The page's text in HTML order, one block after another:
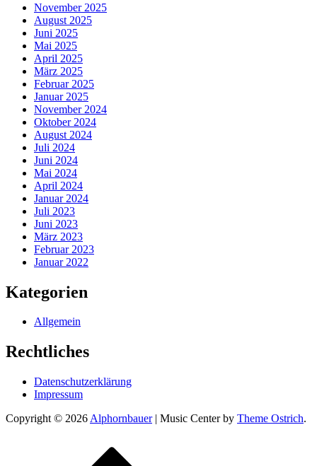
November 2025
August 2025
Juni 2025
Mai 2025
April 2025
März 2025
Februar 2025
Januar 2025
November 2024
Oktober 2024
August 2024
Juli 2024
Juni 2024
Mai 2024
April 2024
Januar 2024
Juli 2023
Juni 2023
März 2023
Februar 2023
Januar 2022
Kategorien
Allgemein
Rechtliches
Datenschutzerklärung
Impressum
Copyright © 2026 Alphornbauer| Music Center by Theme Ostrich.